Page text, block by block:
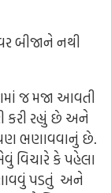
બીજાને નથી
જ મજા આવતી
કરી રહ્યું છે અને
ભણાવવાનું છે.
વિચારે કે પહેલા
પડતું અને